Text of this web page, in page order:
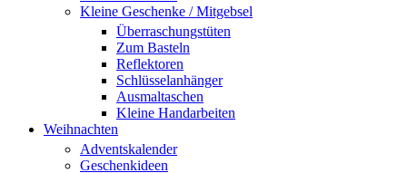
Kleine Geschenke / Mitgebsel
Überraschungstüten
Zum Basteln
Reflektoren
Schlüsselanhänger
Ausmaltaschen
Kleine Handarbeiten
Weihnachten
Adventskalender
Geschenkideen